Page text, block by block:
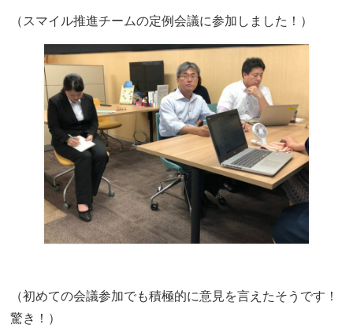
（スマイル推進チームの定例会議に参加しました！）
（初めての会議参加でも積極的に意見を言えたそうです！
驚き！）